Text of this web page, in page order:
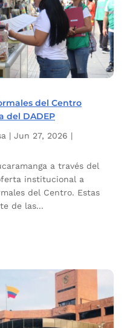
del Centro
del DADEP
| Jun 27, 2026 |
a través del
institucional a
del Centro. Estas
de las...